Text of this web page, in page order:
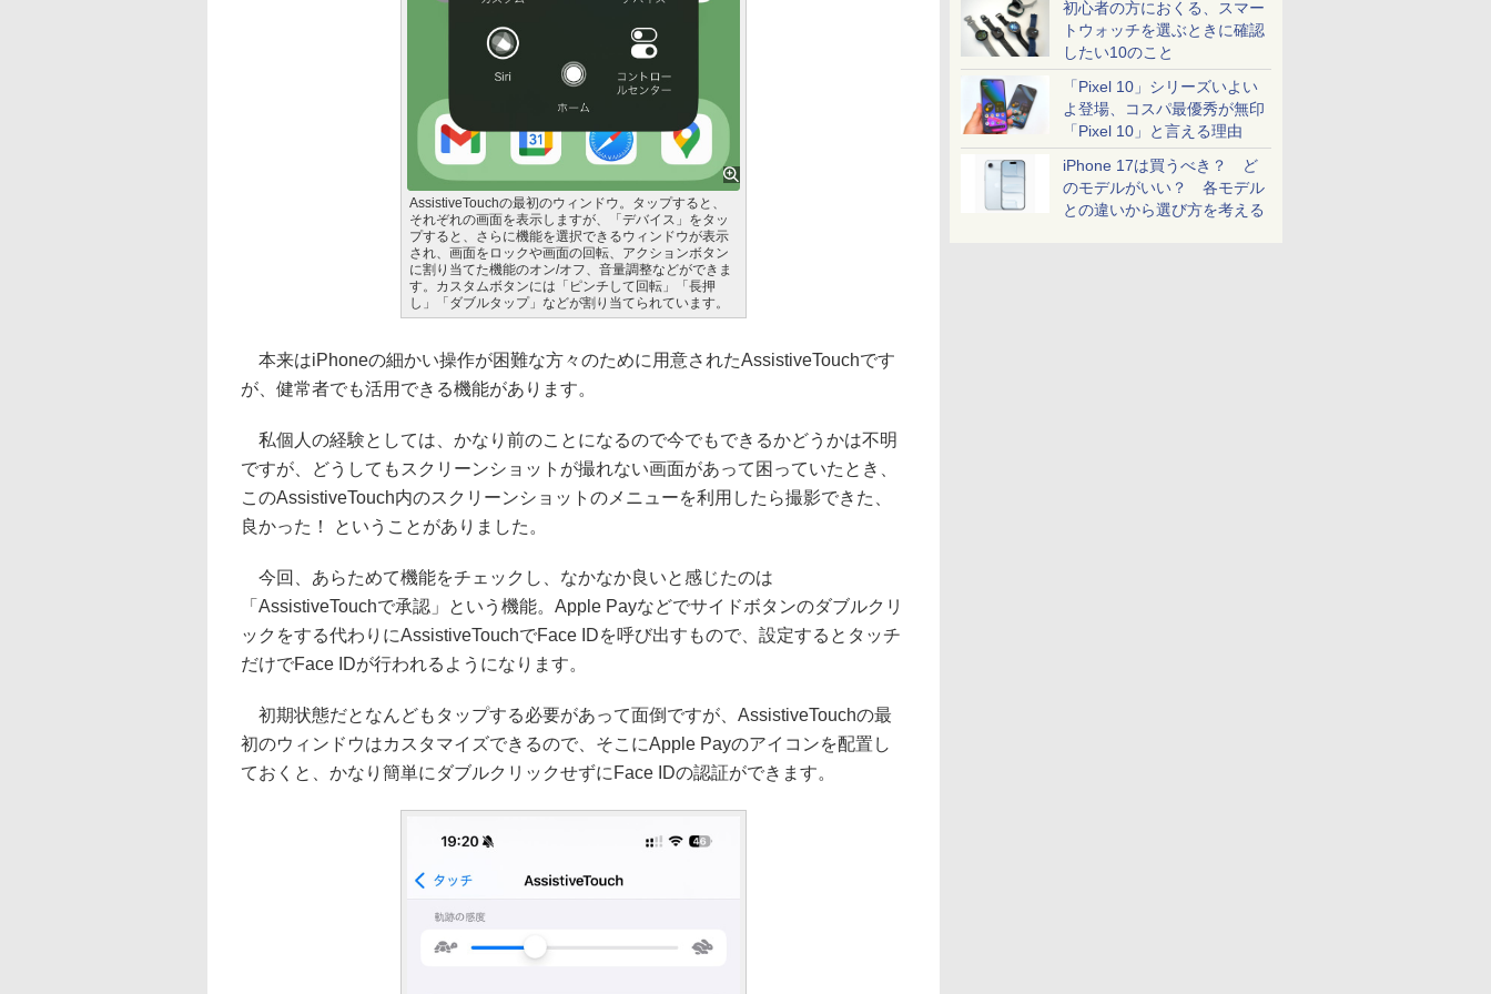
初心者の方におくる、スマー
トウォッチを選ぶときに確認
したい10のこと
「Pixel 10」シリーズいよい
よ登場、コスパ最優秀が無印
「Pixel 10」と言える理由
iPhone 17は買うべき？ ど
のモデルがいい？ 各モデル
との違いから選び方を考える
AssistiveTouchの最初のウィンドウ。タップすると、
それぞれの画面を表示しますが、「デバイス」をタッ
プすると、さらに機能を選択できるウィンドウが表示
され、画面をロックや画面の回転、アクションボタン
に割り当てた機能のオン/オフ、音量調整などができま
す。カスタムボタンには「ピンチして回転」「長押
し」「ダブルタップ」などが割り当てられています。
本来はiPhoneの細かい操作が困難な方々のために用意されたAssistiveTouchです
が、健常者でも活用できる機能があります。
私個人の経験としては、かなり前のことになるので今でもできるかどうかは不明
ですが、どうしてもスクリーンショットが撮れない画面があって困っていたとき、
このAssistiveTouch内のスクリーンショットのメニューを利用したら撮影できた、
良かった！ ということがありました。
今回、あらためて機能をチェックし、なかなか良いと感じたのは
「AssistiveTouchで承認」という機能。Apple Payなどでサイドボタンのダブルクリ
ックをする代わりにAssistiveTouchでFace IDを呼び出すもので、設定するとタッチ
だけでFace IDが行われるようになります。
初期状態だとなんどもタップする必要があって面倒ですが、AssistiveTouchの最
初のウィンドウはカスタマイズできるので、そこにApple Payのアイコンを配置し
ておくと、かなり簡単にダブルクリックせずにFace IDの認証ができます。